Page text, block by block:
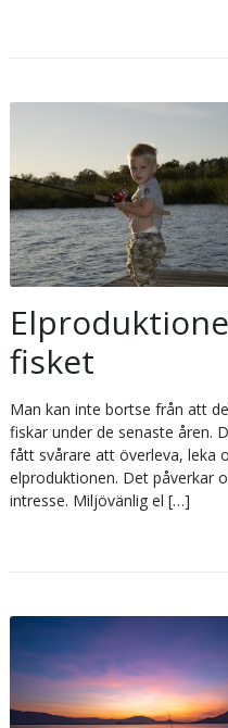
fisket
Man kan inte bortse från att
fiskar under de senaste åren.
fått svårare att överleva, leka
elproduktionen. Det påverkar
intresse. Miljövänlig el […]